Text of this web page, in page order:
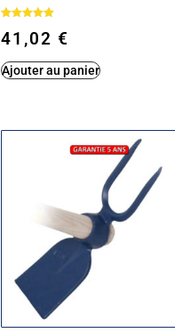
5.00
sur 5
41,02€
Ajouter au panier